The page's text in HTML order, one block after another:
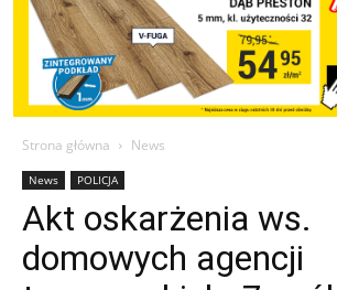
Strona główna News
News POLICJA
Akt oskarżenia ws.
domowych agencji